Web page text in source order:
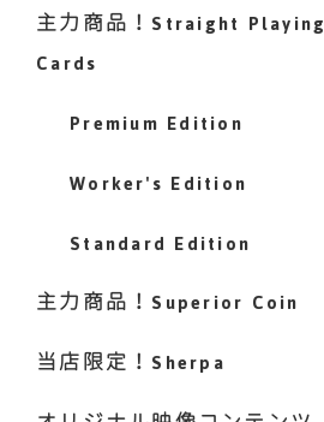
主力商品！Straight Playing
Cards
Premium Edition
Worker's Edition
Standard Edition
主力商品！Superior Coin
当店限定！Sherpa